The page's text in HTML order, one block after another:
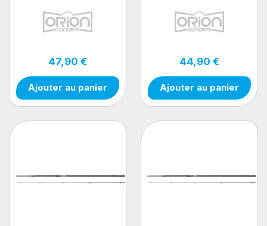
47,90 €
Ajouter au panier
44,90 €
Ajouter au panier